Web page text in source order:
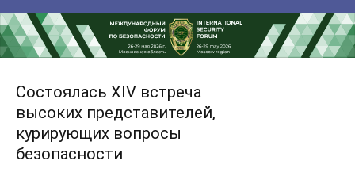
Состоялась XIV встреча
высоких представителей,
курирующих вопросы
безопасности